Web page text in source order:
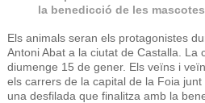
la benedicció de les mascotes
Els animals seran els protagonistes
Antoni Abat a la ciutat de Castalla. La
diumenge 15 de gener. Els veïns i
els carrers de la capital de la Foia
una desfilada que finalitza amb la